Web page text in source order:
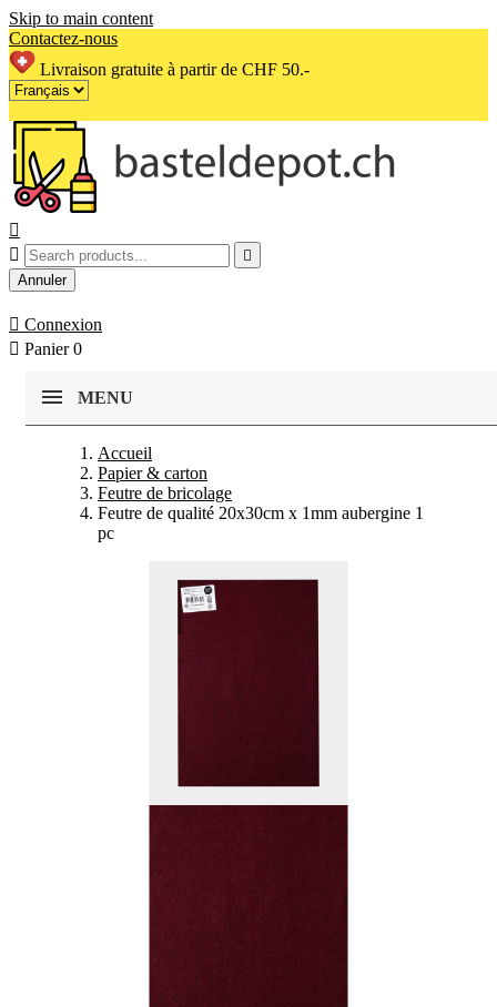
Skip to main content
Contactez-nous
Livraison gratuite à partir de CHF 50.-



Annuler
 Connexion
 Panier 0
MENU
Accueil
Papier & carton
Feutre de bricolage
Feutre de qualité 20x30cm x 1mm aubergine 1
pc